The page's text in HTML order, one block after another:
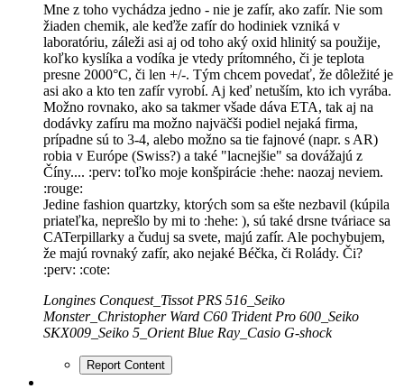
Mne z toho vychádza jedno - nie je zafír, ako zafír. Nie som
žiaden chemik, ale keďže zafír do hodiniek vzniká v
laboratóriu, záleži asi aj od toho aký oxid hlinitý sa použije,
koľko kyslíka a vodíka je vtedy prítomného, či je teplota
presne 2000°C, či len +/-. Tým chcem povedať, že dôležité je
asi ako a kto ten zafír vyrobí. Aj keď netuším, kto ich vyrába.
Možno rovnako, ako sa takmer všade dáva ETA, tak aj na
dodávky zafíru ma možno najväčši podiel nejaká firma,
prípadne sú to 3-4, alebo možno sa tie fajnové (napr. s AR)
robia v Európe (Swiss?) a také "lacnejšie" sa dovážajú z
Číny.... :perv: toľko moje konšpirácie :hehe: naozaj neviem.
:rouge:
Jedine fashion quartzky, ktorých som sa ešte nezbavil (kúpila
priateľka, neprešlo by mi to :hehe: ), sú také drsne tváriace sa
CATerpillarky a čuduj sa svete, majú zafír. Ale pochybujem,
že majú rovnaký zafír, ako nejaké Béčka, či Rolády. Či?
:perv: :cote:
Longines Conquest_Tissot PRS 516_ Seiko
Monster_Christopher Ward C60 Trident Pro 600_Seiko
SKX009_Seiko 5_Orient Blue Ray_Casio G-shock
Report Content